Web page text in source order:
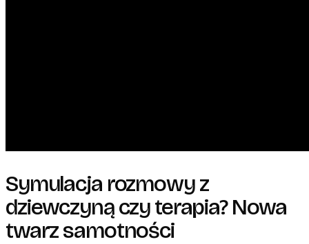
Symulacja rozmowy z
dziewczyną czy terapia? Nowa
twarz samotności